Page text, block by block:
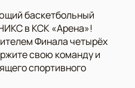
баскетбольный
в КСК «Арена»!
Финала четырёх
свою команду и
спортивного